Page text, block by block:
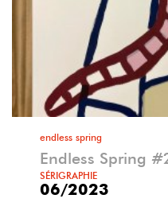
endless spring
Endless Spring
SÉRIGRAPHIE
06/2023